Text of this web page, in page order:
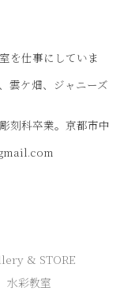
を仕事にしていま
雲ケ畑、ジャニーズ
刻科卒業。京都市中
& STORE
水彩教室